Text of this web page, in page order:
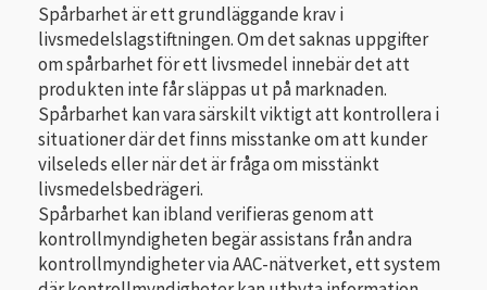
Spårbarhet är ett grundläggande krav i
livsmedelslagstiftningen. Om det saknas uppgifter
om spårbarhet för ett livsmedel innebär det att
produkten inte får släppas ut på marknaden.
Spårbarhet kan vara särskilt viktigt att kontrollera i
situationer där det finns misstanke om att kunder
vilseleds eller när det är fråga om misstänkt
livsmedelsbedrägeri.
Spårbarhet kan ibland verifieras genom att
kontrollmyndigheten begär assistans från andra
kontrollmyndigheter via AAC-nätverket, ett system